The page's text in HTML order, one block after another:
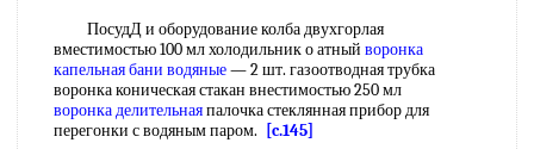
ПосудД и оборудование колба двухгорлая
вместимостью 100 мл холодильник о атный воронка
капельнаябани водяные— 2 шт. газоотводная трубка
воронка коническая стакан внестимостью 250 мл
воронка делительнаяпалочка стеклянная прибор для
перегонки с водяным паром.
[c.145]